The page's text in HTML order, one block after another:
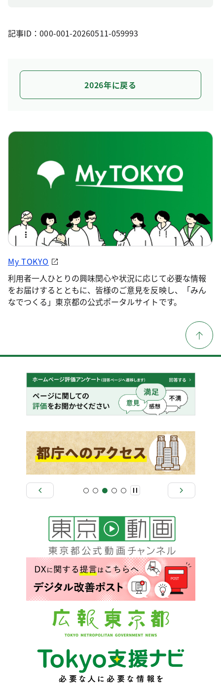
記事ID：000-001-20260511-059993
2026年に戻る
My TOKYO
利用者一人ひとりの興味関心や状況に応じて必要な情報
をお届けするとともに、皆様のご意見を反映し、「みん
なでつくる」東京都の公式ポータルサイトです。